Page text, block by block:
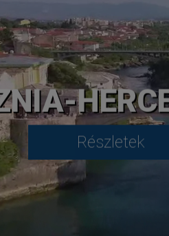
Részletek